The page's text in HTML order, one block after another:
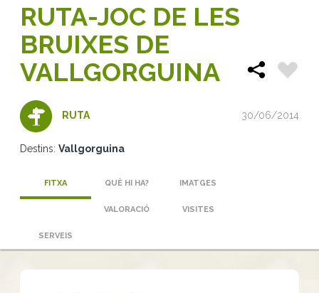
RUTA-JOC DE LES
BRUIXES DE
VALLGORGUINA
RUTA 30/06/2014
Destins: Vallgorguina
FITXA QUÈ HI HA? IMATGES
VALORACIÓ VISITES
SERVEIS